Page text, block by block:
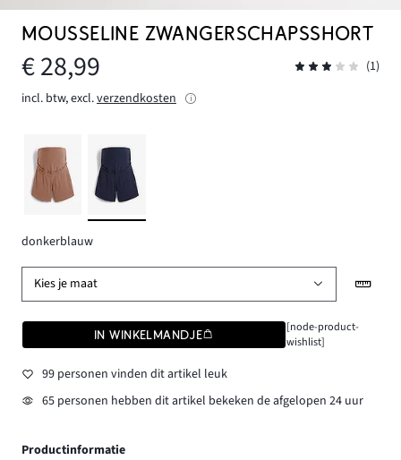
MOUSSELINE ZWANGERSCHAPSSHORT
€ 28,99
(1)
incl. btw, excl.verzendkosten
donkerblauw
Kies je maat
IN WINKELMANDJE
[node-product-
wishlist]
99 personen vinden dit artikel leuk
65 personen hebben dit artikel bekeken de afgelopen 24 uur
Productinformatie